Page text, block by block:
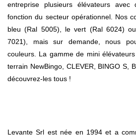
entreprise plusieurs élévateurs
fonction du secteur opérationnel. Nos
bleu (Ral 5005), le vert (Ral 6024)
7021), mais sur demande, nous
couleurs. La gamme de mini
terrain NewBingo, CLEVER, BINGO S,
découvrez-les tous !
Levante Srl est née en 1994 et a